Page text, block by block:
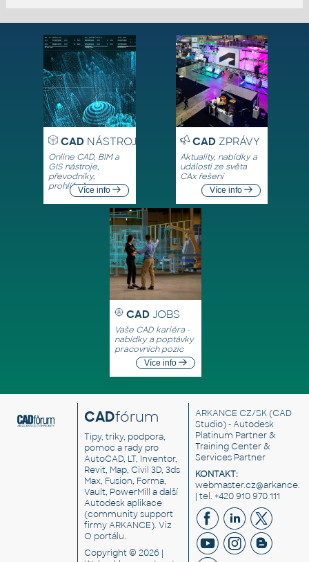
CADNÁSTROJE
Online CAD, BIM a
GIS nástroje,
převodníky,
prohlížečeVíce info
CADZPRÁVY
Aktuality, nabídky a
události ze světa
CAx řešení
Více info
CAD JOBS
Vaše CAD kariéra -
nabídky a poptávky
pracovních pozic
Více info
CADfórum
Tipy, triky, podpora,
pomoc a rady pro
AutoCAD, LT, Inventor,
Revit, Map, Civil 3D, 3ds
Max, Fusion, Forma,
Vault, PowerMill a další
Autodesk aplikace
(community support
firmy ARKANCE). Viz
O portálu.
Copyright © 2026 |
ARKANCE CZ/SK(CAD
Studio) - Autodesk
Platinum Partner &
Training Center &
Services Partner
KONTAKT:
| tel. +420 910 970 111